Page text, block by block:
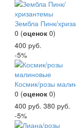
Зембла Пинк/
0 (оценок 0)
400 руб.
-5%
Космик/розы
0 (оценок 0)
400 руб. 380 руб.
-5%